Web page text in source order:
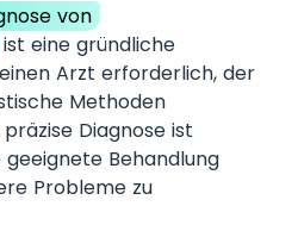
von
eine gründliche
Arzt erforderlich, der
Methoden
Diagnose ist
Behandlung
Probleme zu